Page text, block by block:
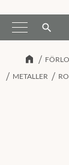
Meny search
METALLER